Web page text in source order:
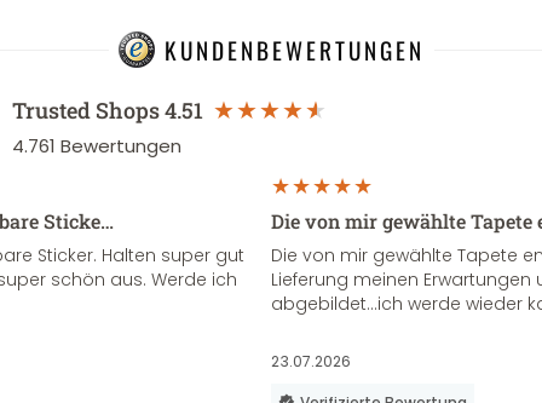
KUNDENBEWERTUNGEN
Trusted Shops4.51
4.761 Bewertungen
Sticke…
Sticker. Halten super gut
schön aus. Werde ich
Die von mir gewählte
Die von mir gewählte Tapete
Lieferung meinen Erwartungen
abgebildet...ich werde wieder
23.07.2026